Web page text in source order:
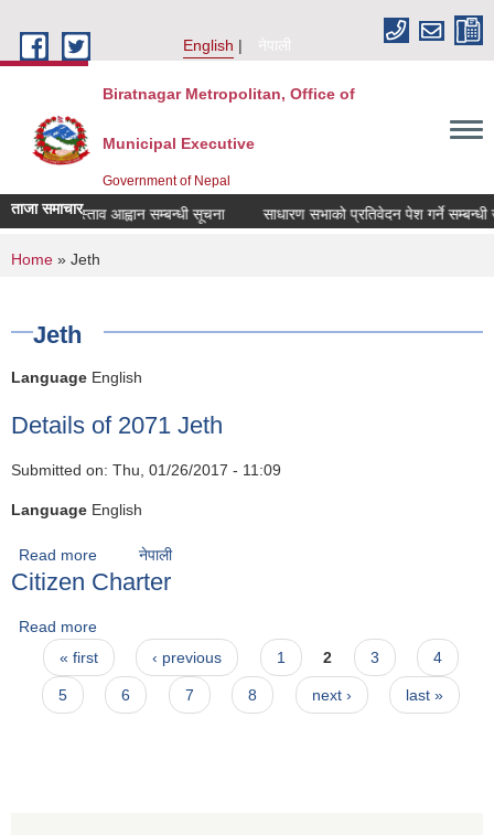
English
नेपाली
Biratnagar Metropolitan, Office of
Municipal Executive
Government of Nepal
ताजा समाचारप्रस्ताव आह्वान सम्बन्धी सूचना साधारण सभाको प्रतिवेदन पेश गर्ने
You are here
Home » Jeth
Jeth
Language English
Details of 2071 Jeth
Submitted on: Thu, 01/26/2017 - 11:09
Language English
Read more about Details of 2071 Jeth
नेपाली
Citizen Charter
Read more
Pages
« first ‹ previous 1 2 3 4
5 6 7 8 next › last »